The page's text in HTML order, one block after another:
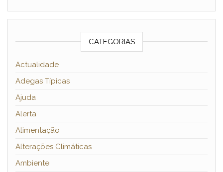
CATEGORIAS
Actualidade
Adegas Típicas
Ajuda
Alerta
Alimentação
Alterações Climáticas
Ambiente